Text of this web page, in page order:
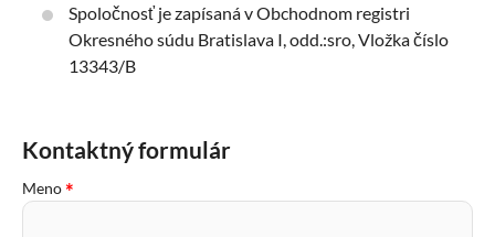
Spoločnosť je zapísaná v Obchodnom registri
Okresného súdu Bratislava I, odd.:sro, Vložka číslo
13343/B
Kontaktný formulár
Meno *